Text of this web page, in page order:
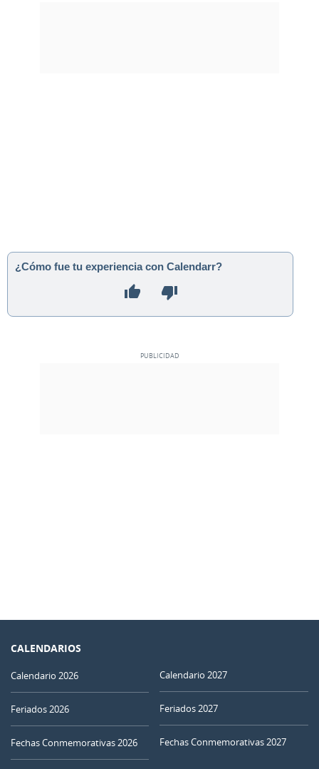
¿Cómo fue tu experiencia con Calendarr?
CALENDARIOS
Calendario 2026
Feriados 2026
Fechas Conmemorativas 2026
Calendario 2027
Feriados 2027
Fechas Conmemorativas 2027